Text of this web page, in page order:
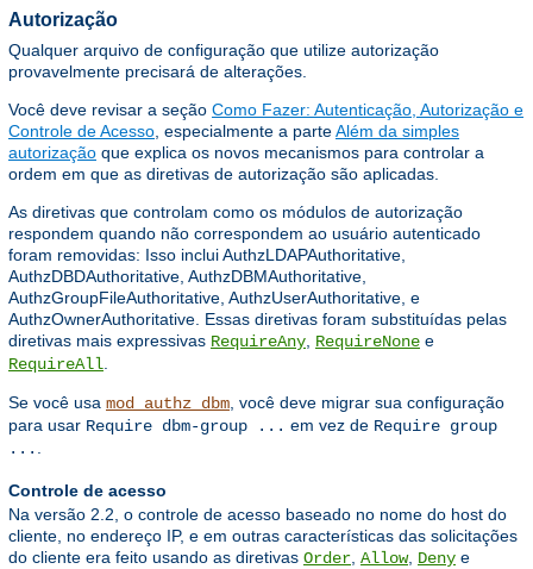
Autorização
Qualquer arquivo de configuração que utilize autorização
provavelmente precisará de alterações.
Você deve revisar a seção Como Fazer: Autenticação, Autorização e
Controle de Acesso , especialmente a parteAlém da simples
autorização que explica os novos mecanismos para controlar a
ordem em que as diretivas de autorização são aplicadas.
As diretivas que controlam como os módulos de autorização
respondem quando não correspondem ao usuário autenticado
foram removidas: Isso inclui AuthzLDAPAuthoritative,
AuthzDBDAuthoritative, AuthzDBMAuthoritative,
AuthzGroupFileAuthoritative, AuthzUserAuthoritative, e
AuthzOwnerAuthoritative. Essas diretivas foram substituídas pelas
diretivas mais expressivas RequireAny RequireNone e
RequireAll
Se você usa mod_authz_dbm , você deve migrar sua configuração
para usar Require dbm-group ... em vez de Require group
...
Controle de acesso
Na versão 2.2, o controle de acesso baseado no nome do host do
cliente, no endereço IP, e em outras características das solicitações
do cliente era feito usando as diretivas Order Allow, Deny e